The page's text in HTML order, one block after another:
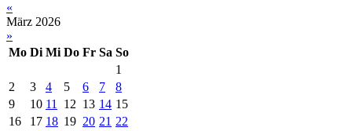
«
März 2026
»
Mo Di Mi Do Fr Sa So
1
2
3 4 5 6 7
8
9
10 11 12 13 14 15
16
17 18 19 20 21 22